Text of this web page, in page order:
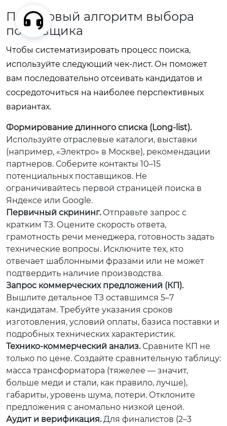
Пошаговый алгоритм выбора
поставщика
Чтобы систематизировать процесс поиска,
используйте следующий чек-лист. Он поможет
вам последовательно отсеивать кандидатов и
сосредоточиться на наиболее перспективных
вариантах.
Формирование длинного списка (Long-list).
Используйте отраслевые каталоги, выставки
(например, «Электро» в Москве), рекомендации
партнеров. Соберите контакты 10–15
потенциальных поставщиков. Не
ограничивайтесь первой страницей поиска в
Яндексе или Google.
Первичный скрининг.Отправьте запрос с
кратким ТЗ. Оцените скорость ответа,
грамотность речи менеджера, готовность задать
технические вопросы. Исключите тех, кто
отвечает шаблонными фразами или не может
подтвердить наличие производства.
Запрос коммерческих предложений (КП).
Вышлите детальное ТЗ оставшимся 5–7
кандидатам. Требуйте указания сроков
изготовления, условий оплаты, базиса поставки и
подробных технических характеристик.
Технико-коммерческий анализ.Сравните КП не
только по цене. Создайте сравнительную таблицу:
масса трансформатора (тяжелее — значит,
больше меди и стали, как правило, лучше),
габариты, уровень шума, потери. Отклоните
предложения с аномально низкой ценой.
Аудит и верификация.Для финалистов (2–3